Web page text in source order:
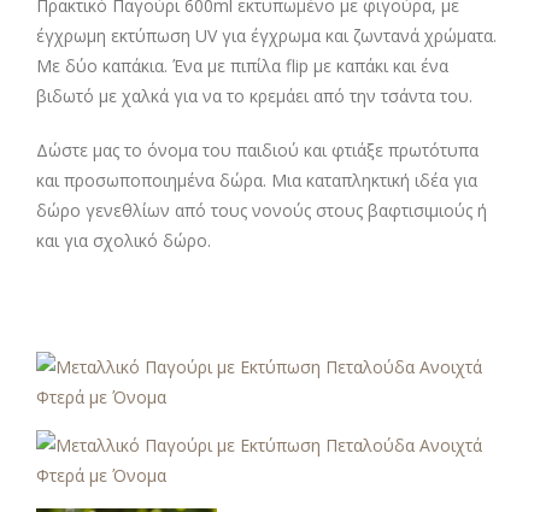
Πρακτικό Παγούρι 600ml εκτυπωμένο με φιγούρα, με
έγχρωμη εκτύπωση UV για έγχρωμα και ζωντανά χρώματα.
Με δύο καπάκια. Ένα με πιπίλα flip με καπάκι και ένα
βιδωτό με χαλκά για να το κρεμάει από την τσάντα του.
Δώστε μας το όνομα του παιδιού και φτιάξε πρωτότυπα
και προσωποποιημένα δώρα. Μια καταπληκτική ιδέα για
δώρο γενεθλίων από τους νονούς στους βαφτισιμιούς ή
και για σχολικό δώρο.